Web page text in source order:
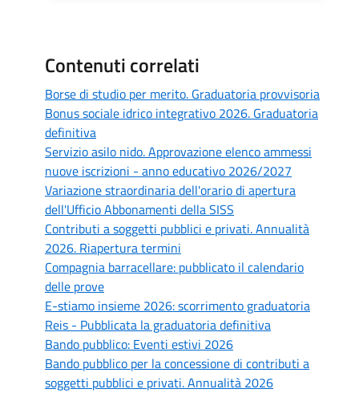
Contenuti correlati
Borse di studio per merito. Graduatoria provvisoria
Bonus sociale idrico integrativo 2026. Graduatoria
definitiva
Servizio asilo nido. Approvazione elenco ammessi
nuove iscrizioni - anno educativo 2026/2027
Variazione straordinaria dell'orario di apertura
dell'Ufficio Abbonamenti della SISS
Contributi a soggetti pubblici e privati. Annualità
2026. Riapertura termini
Compagnia barracellare: pubblicato il calendario
delle prove
E-stiamo insieme 2026: scorrimento graduatoria
Reis - Pubblicata la graduatoria definitiva
Bando pubblico: Eventi estivi 2026
Bando pubblico per la concessione di contributi a
soggetti pubblici e privati. Annualità 2026